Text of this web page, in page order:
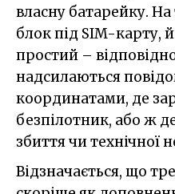
власну батарейку.
блок під SIM-карту,
простий –
надсилаються
координатами, де
безпілотник, або ж
збиття чи технічної
Відзначається, що